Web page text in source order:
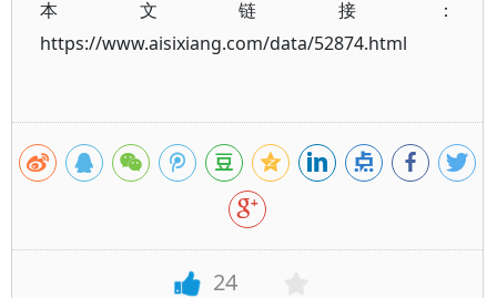
本文链接：
https://www.aisixiang.com/data/52874.html
24